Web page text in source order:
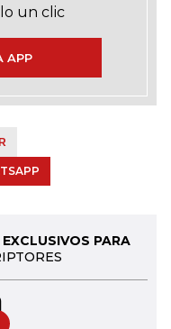
un clic
APP
PARA